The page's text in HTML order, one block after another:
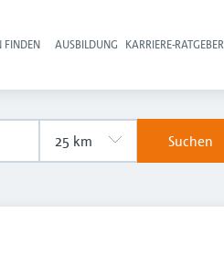
Haupt-Navigation
FINDEN AUSBILDUNG KARRIERE-RATGEBER
Suchen